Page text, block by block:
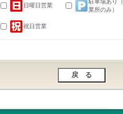
日曜日営業
駐車場あり
業所のみ）
祝日営業